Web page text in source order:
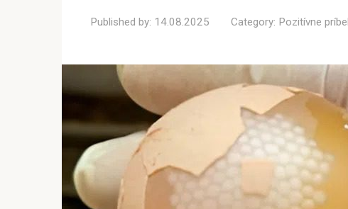
Published by: 14.08.2025 Category: Pozitívne